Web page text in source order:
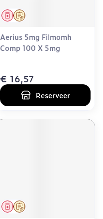
Op voorschrift
Geneesmiddel
Aerius 5mg Filmomh
Comp 100 X 5mg
€ 16,57
Reserveer
Op voorschrift
Geneesmiddel